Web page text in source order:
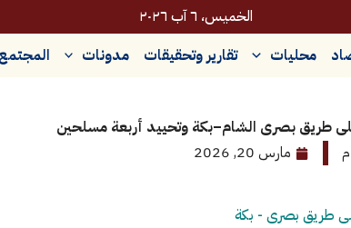
الخميس، ٦ آب ٢٠٢٦
محليات تقارير وتحقيقات مدونات
طريق بصرى الشام–بكة وتحييد أربعة مسلحين
مارس 20, 2026
طريق بصرى - بكة